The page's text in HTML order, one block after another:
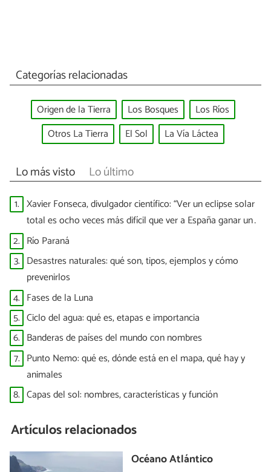
Categorías relacionadas
Origen de la Tierra Los Bosques
Los Ríos
Otros La Tierra
El Sol La Vía Láctea
Lo más visto Lo último
1. Xavier Fonseca, divulgador científico: “Ver un eclipse solar
total es ocho veces más difícil que ver a España ganar un
Mundial”
2. Río Paraná
3. Desastres naturales: qué son, tipos, ejemplos y cómo
prevenirlos
4. Fases de la Luna
5. Ciclo del agua: qué es, etapas e importancia
6. Banderas de países del mundo con nombres
7. Punto Nemo: qué es, dónde está en el mapa, qué hay y
animales
8. Capas del sol: nombres, características y función
Artículos relacionados
Océano Atlántico